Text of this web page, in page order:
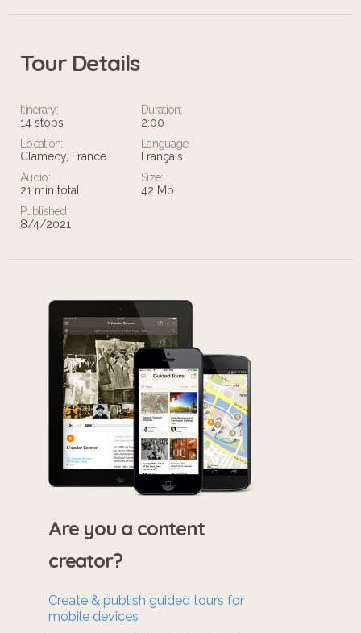
Tour Details
Itinerary:
14 stops
Duration:
2:00
Location:
Clamecy, France
Language:
Français
Audio:
21 min total
Size:
42 Mb
Published:
8/4/2021
Are you a content
creator?
Create & publish guided tours for
mobile devices